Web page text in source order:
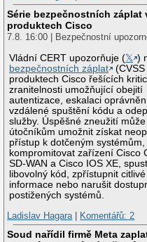
Série bezpečnostních záplat
produktech Cisco
7.8. 16:00 | Bezpečnostní
Vládní CERT upozorňuje (𝕏 )
bezpečnostních záplat
produktech Cisco řešících
zranitelnosti umožňující obejití
autentizace, eskalaci
vzdálené spuštění kódu a
služby. Úspěšné zneužití může
útočníkům umožnit získat
přístup k dotčeným systémům,
kompromitovat zařízení Cisco
SD-WAN a Cisco IOS XE,
libovolný kód, zpřístupnit citlivé
informace nebo narušit
postižených systémů.
Ladislav Hagara| Komentářů: 2
Soud nařídil firmě Meta